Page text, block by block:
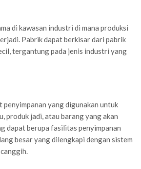
di kawasan industri di mana produksi
Pabrik dapat berkisar dari pabrik
tergantung pada jenis industri yang
penyimpanan yang digunakan untuk
produk jadi, atau barang yang akan
dapat berupa fasilitas penyimpanan
besar yang dilengkapi dengan sistem